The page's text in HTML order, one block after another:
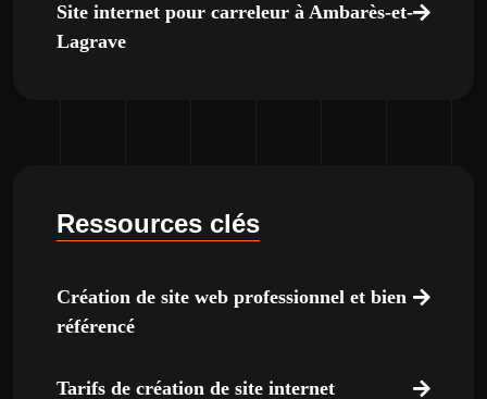
Site internet pour carreleur à Ambarès-et-
Lagrave
Ressources clés
Création de site web professionnel et bien
référencé
Tarifs de création de site internet